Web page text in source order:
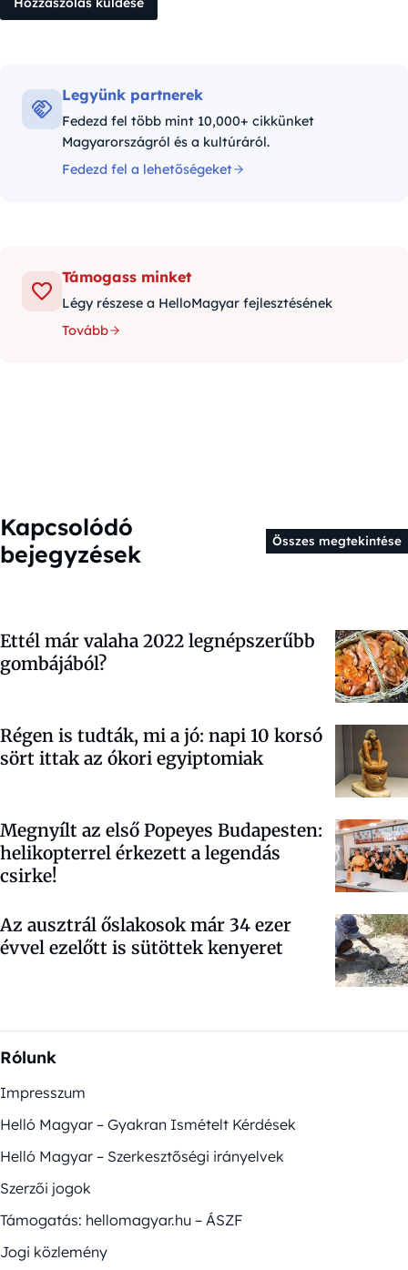
Legyünk partnerek
Fedezd fel több mint 10,000+ cikkünket
Magyarországról és a kultúráról.
Fedezd fel a lehetőségeket
Támogass minket
Légy részese a HelloMagyar fejlesztésének
Tovább
Kapcsolódó
bejegyzések
Összes megtekintése
Ettél már valaha 2022 legnépszerűbb
gombájából?
Régen is tudták, mi a jó: napi 10 korsó
sört ittak az ókori egyiptomiak
Megnyílt az első Popeyes Budapesten:
helikopterrel érkezett a legendás
csirke!
Az ausztrál őslakosok már 34 ezer
évvel ezelőtt is sütöttek kenyeret
Rólunk
Impresszum
Helló Magyar – Gyakran Ismételt Kérdések
Helló Magyar – Szerkesztőségi irányelvek
Szerzői jogok
Támogatás: hellomagyar.hu – ÁSZF
Jogi közlemény